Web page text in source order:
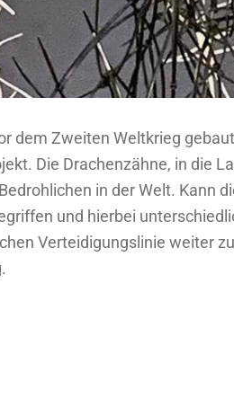
dem Zweiten Weltkrieg
Die Drachenzähne, in die
in der Welt. Kann
und hierbei
Verteidigungslinie weiter